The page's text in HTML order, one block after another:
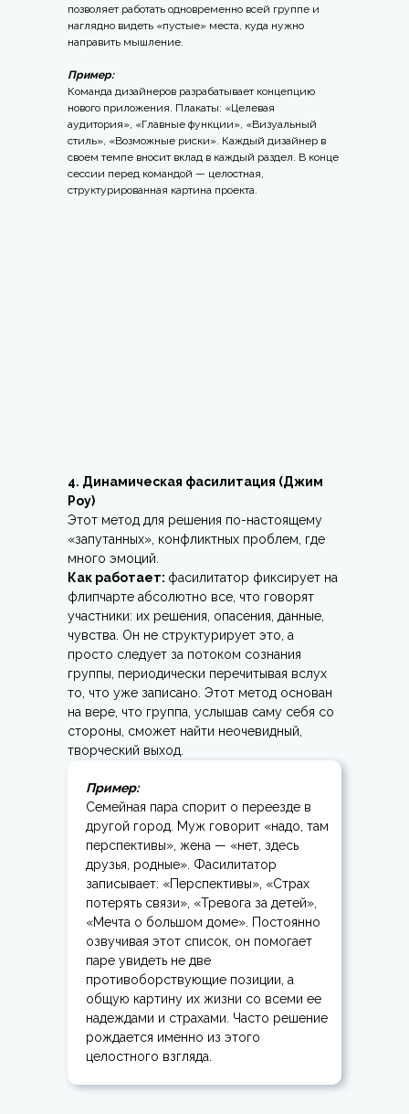
позволяет работать одновременно всей группе и
наглядно видеть «пустые» места, куда нужно
направить мышление.
Пример:
Команда дизайнеров разрабатывает концепцию
нового приложения. Плакаты: «Целевая
аудитория», «Главные функции», «Визуальный
стиль», «Возможные риски». Каждый дизайнер в
своем темпе вносит вклад в каждый раздел. В конце
сессии перед командой — целостная,
структурированная картина проекта.
4. Динамическая фасилитация (Джим
Роу)
Этот метод для решения по-настоящему
«запутанных», конфликтных проблем, где
много эмоций.
Как работает: фасилитатор фиксирует на
флипчарте абсолютно все, что говорят
участники: их решения, опасения, данные,
чувства. Он не структурирует это, а
просто следует за потоком сознания
группы, периодически перечитывая вслух
то, что уже записано. Этот метод основан
на вере, что группа, услышав саму себя со
стороны, сможет найти неочевидный,
творческий выход.
Пример:
Семейная пара спорит о переезде в
другой город. Муж говорит «надо, там
перспективы», жена — «нет, здесь
друзья, родные». Фасилитатор
записывает: «Перспективы», «Страх
потерять связи», «Тревога за детей»,
«Мечта о большом доме». Постоянно
озвучивая этот список, он помогает
паре увидеть не две
противоборствующие позиции, а
общую картину их жизни со всеми ее
надеждами и страхами. Часто решение
рождается именно из этого
целостного взгляда.